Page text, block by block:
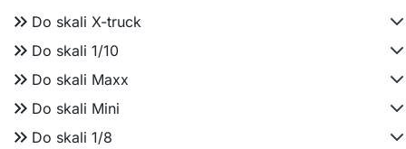
keyboard_double_arrow_right Do skali X-truck
keyboard_double_arrow_right Do skali 1/10
keyboard_double_arrow_right Do skali Maxx
keyboard_double_arrow_right Do skali Mini
keyboard_double_arrow_right Do skali 1/8